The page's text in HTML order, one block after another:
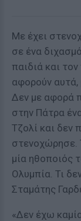
Με έχει
σε ένα
παιδιά και
αφορούν
Δεν με αφορά
στην Πάτρα
Τζολί και δεν
στενοχώρησε.
μία ηθοποιός
Ολυμπία. Τι
Σταμάτης
«Δεν έχω